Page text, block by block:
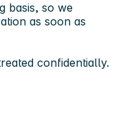
basis, so we
as soon as
confidentially.